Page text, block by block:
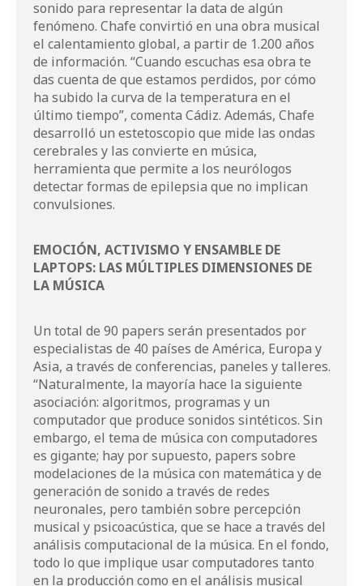
sonido para representar la data de algún
fenómeno. Chafe convirtió en una obra musical
el calentamiento global, a partir de 1.200 años
de información. “Cuando escuchas esa obra te
das cuenta de que estamos perdidos, por cómo
ha subido la curva de la temperatura en el
último tiempo”, comenta Cádiz. Además, Chafe
desarrolló un estetoscopio que mide las ondas
cerebrales y las convierte en música,
herramienta que permite a los neurólogos
detectar formas de epilepsia que no implican
convulsiones.
EMOCIÓN, ACTIVISMO Y ENSAMBLE DE
LAPTOPS: LAS MÚLTIPLES DIMENSIONES DE
LA MÚSICA
Un total de 90 papers serán presentados por
especialistas de 40 países de América, Europa y
Asia, a través de conferencias, paneles y talleres.
“Naturalmente, la mayoría hace la siguiente
asociación: algoritmos, programas y un
computador que produce sonidos sintéticos. Sin
embargo, el tema de música con computadores
es gigante; hay por supuesto, papers sobre
modelaciones de la música con matemática y de
generación de sonido a través de redes
neuronales, pero también sobre percepción
musical y psicoacústica, que se hace a través del
análisis computacional de la música. En el fondo,
todo lo que implique usar computadores tanto
en la producción como en el análisis musical